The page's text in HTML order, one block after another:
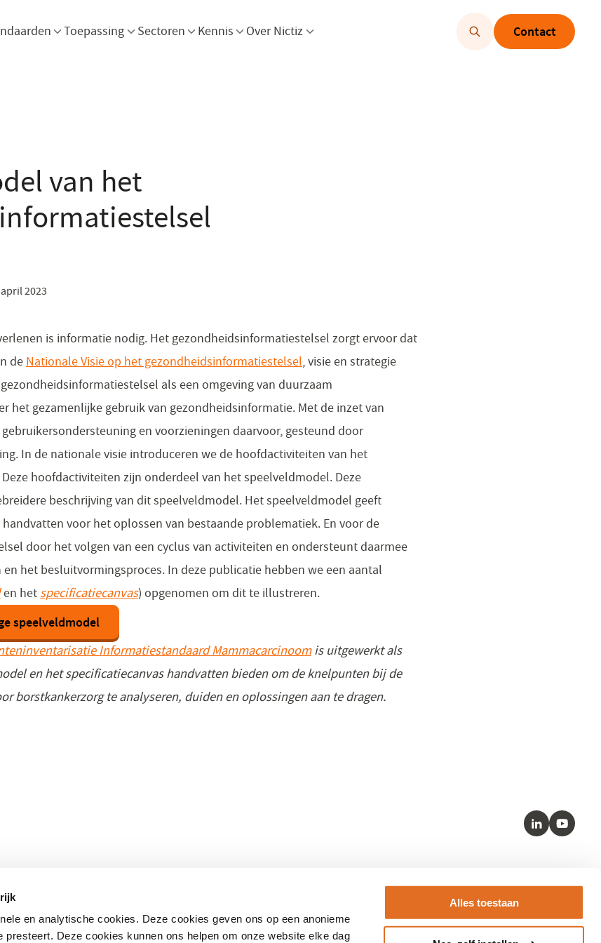
en analytische cookies. Deze cookies geven ons op een anonieme
presteert. Deze cookies kunnen ons helpen om onze website elke dag
Alles toestaan
Menu openen Menu openen
Toepassing Menu openen
Sectoren Menu openen
Kennis Menu openen
Over Nictiz Contact
van het
2023
is informatie nodig. Het gezondheidsinformatiestelsel zorgt ervoor dat
de Nationale Visie op het gezondheidsinformatiestelsel, visie en strategie
als een omgeving van duurzaam
het gezamenlijke gebruik van gezondheidsinformatie. Met de inzet van
en voorzieningen daarvoor, gesteund door
In de nationale visie introduceren we de hoofdactiviteiten van het
hoofdactiviteiten zijn onderdeel van het speelveldmodel. Deze
beschrijving van dit speelveldmodel. Het speelveldmodel geeft
voor het oplossen van bestaande problematiek. En voor de
door het volgen van een cyclus van activiteiten en ondersteunt daarmee
het besluitvormingsproces. In deze publicatie hebben we een aantal
en het specificatiecanvas) opgenomen om dit te illustreren.
speelveldmodel
Informatiestandaard Mammacarcinoomis uitgewerkt als
en het specificatiecanvas handvatten bieden om de knelpunten bij de
borstkankerzorg te analyseren, duiden en oplossingen aan te dragen.
LinkedInYoutube
– Nationale bibliotheek
in
– Kwalificatiecentrum
Kernstandaarden
– HL7 FHIR